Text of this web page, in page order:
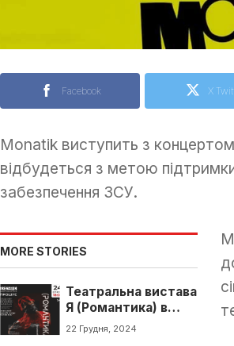
Facebook X
Monatik виступить з
відбудеться з метою
забезпечення ЗСУ.
MORE STORIES
Театральна вистава
Я (Романтика) в
Луцьку
22 Грудня, 2024